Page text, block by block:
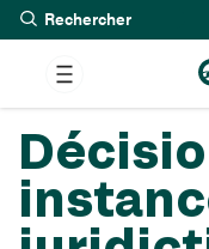
Rechercher